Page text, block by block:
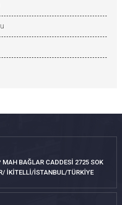
BAĞLAR CADDESİ 2725 SOK
İKİTELLİ/İSTANBUL/TÜRKİYE